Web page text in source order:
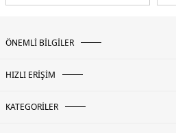
ÖNEMLİ BİLGİLER
HIZLI ERİŞİM
KATEGORİLER